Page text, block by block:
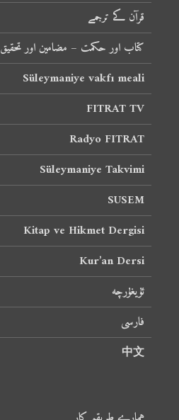
قرآن کے ترجمے
کتاب اور حکمت – مضامین اور تحقیق
Süleymaniye vakfı meali
FITRAT TV
Radyo FITRAT
Süleymaniye Takvimi
SUSEM
Kitap ve Hikmet Dergisi
Kur’an Dersi
ئۇيغۇرچە
فارسی
中文